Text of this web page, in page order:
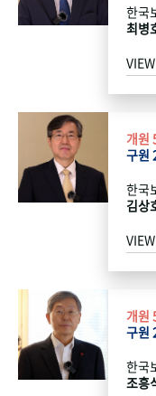
한국
최병
개원
구원
한국
김상
개원
구원
한국
조흥